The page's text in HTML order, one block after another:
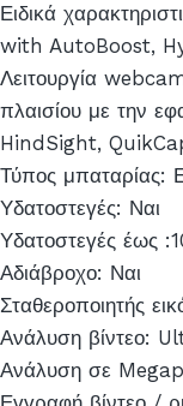
Ειδικά
with AutoBoost,
Λειτουργία
πλαισίου με την
HindSight,
Τύπος μπαταρίας:
Υδατοστεγές: Ναι
Υδατοστεγές έως
Αδιάβροχο: Ναι
Σταθεροποιητής
Ανάλυση βίντεο:
Ανάλυση σε